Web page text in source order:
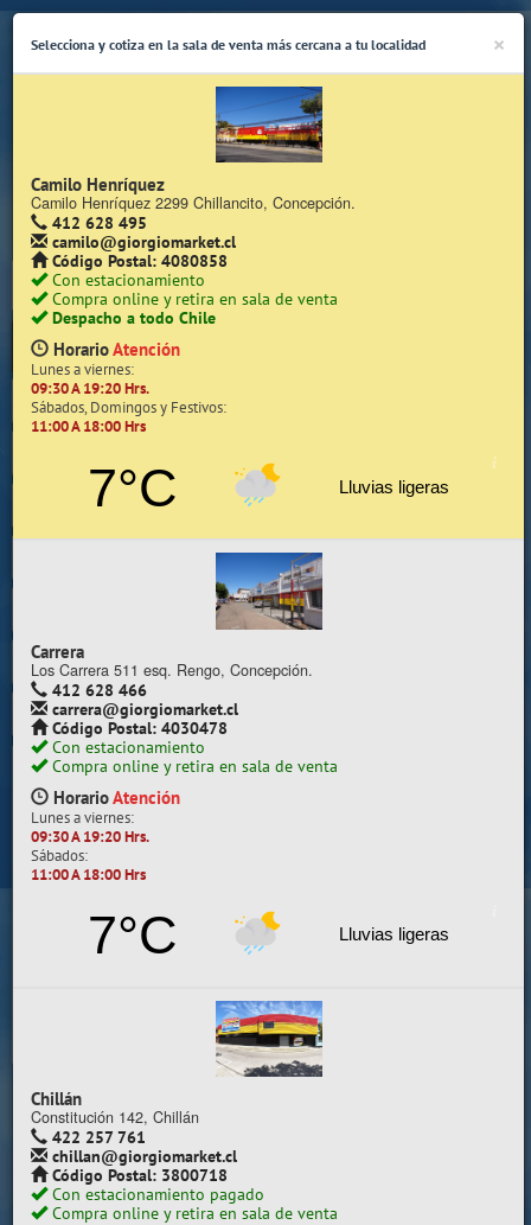
(Whatsapp Sólo de Lunes a Viernes de 08:15 a 17:45)
Quiénes somos
Trabaje con nosotros
Contacto | Reclamos
Preguntas Frecuentes
Sugererir productos
Su compra se realizará en la sala de ventas
Camilo Henríquez
Información de la sala
412 628 495
camilo@giorgiomarket.cl
HorarioAbierto
Lunes a viernes:
VER SALA EN MAPA
SALAS DE VENTA
×
Selecciona y cotiza en la sala de venta más cercana a tu localidad
Camilo Henríquez
Camilo Henríquez 2299 Chillancito, Concepción.
412 628 495
camilo@giorgiomarket.cl
Código Postal: 4080858
Con estacionamiento
Compra online y retira en sala de venta
Despacho a todo Chile
HorarioAtención
Lunes a viernes:
09:30 A 19:20 Hrs.
Sábados, Domingos y Festivos:
11:00 A 18:00 Hrs
7°C Lluvias ligeras
Carrera
Los Carrera 511 esq. Rengo, Concepción.
412 628 466
carrera@giorgiomarket.cl
Código Postal: 4030478
Con estacionamiento
Compra online y retira en sala de venta
HorarioAtención
Lunes a viernes:
09:30 A 19:20 Hrs.
Sábados:
11:00 A 18:00 Hrs
7°C Lluvias ligeras
Chillán
Constitución 142, Chillán
422 257 761
chillan@giorgiomarket.cl
Código Postal: 3800718
Con estacionamiento pagado
Compra online y retira en sala de venta